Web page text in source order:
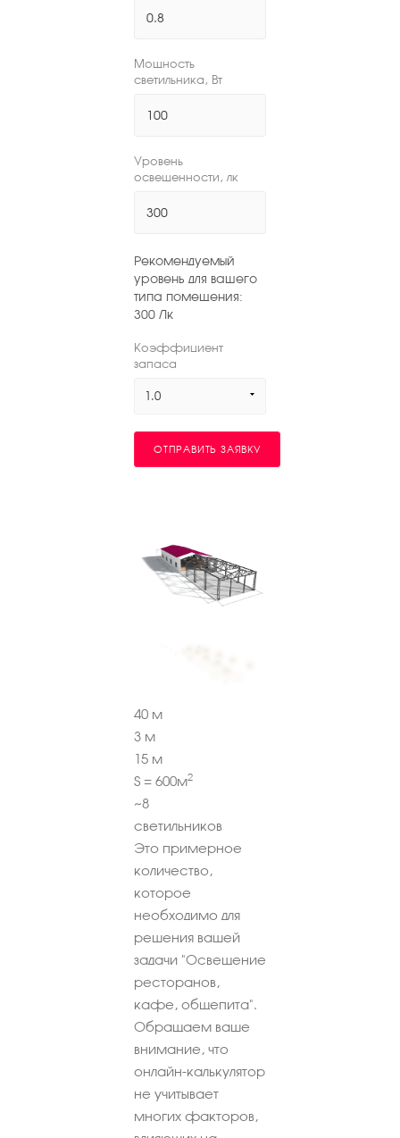
Мощность
светильника, Вт
Уровень
освещенности, лк
Рекомендуемый
уровень для вашего
типа помещения:
300 Лк
Коэффициент
запаса
1.0
ОТПРАВИТЬ ЗАЯВКУ
40 м
3 м
15 м
S = 600м2
~8
светильников
Это примерное
количество,
которое
необходимо для
решения вашей
задачи "Освещение
ресторанов,
кафе, общепита".
Обращаем ваше
внимание, что
онлайн-калькулятор
не учитывает
многих факторов,